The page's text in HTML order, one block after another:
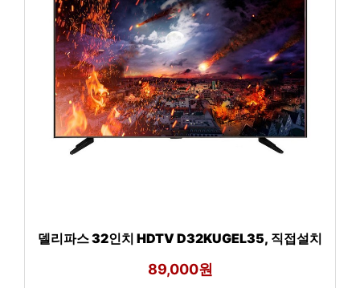
델리파스 32인치 HDTV D32KUGEL35, 직접설치
89,000원